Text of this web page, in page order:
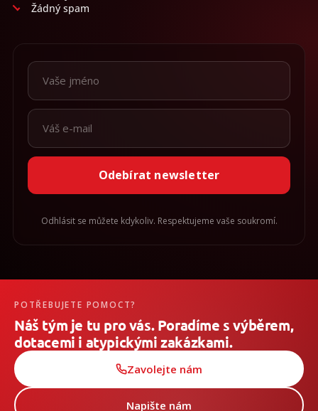
Žádný spam
Odebírat newsletter
Odhlásit se můžete kdykoliv. Respektujeme vaše soukromí.
POTŘEBUJETE POMOCT?
Náš tým je tu pro vás. Poradíme s výběrem,
dotacemi i atypickými zakázkami.
Zavolejte nám
Napište nám